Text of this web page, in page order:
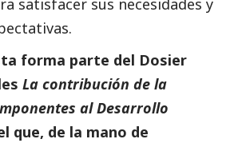
satisfacer sus necesidades y
forma parte del Dosier
La contribución de la
al Desarrollo
que, de la mano de